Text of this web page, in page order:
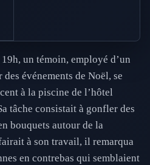
un témoin, employé d’un
événements de Noël, se
à la piscine de l’hôtel
tâche consistait à gonfler des
bouquets autour de la
à son travail, il remarqua
en contrebas qui semblaient